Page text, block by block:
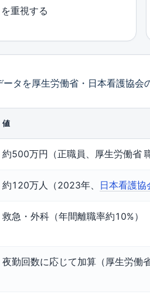
重視する
タを厚生労働省・日本看護協会
値
約500万円（正職員、厚生労働省
約120万人（2023年、 日本看護協
救急・外科（年間離職率約10%）
夜勤回数に応じて加算（厚生労働